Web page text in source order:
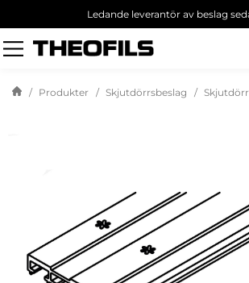
Ledande leverantör av beslag
Sök
produkt
Produkter Skjutdörrsbeslag